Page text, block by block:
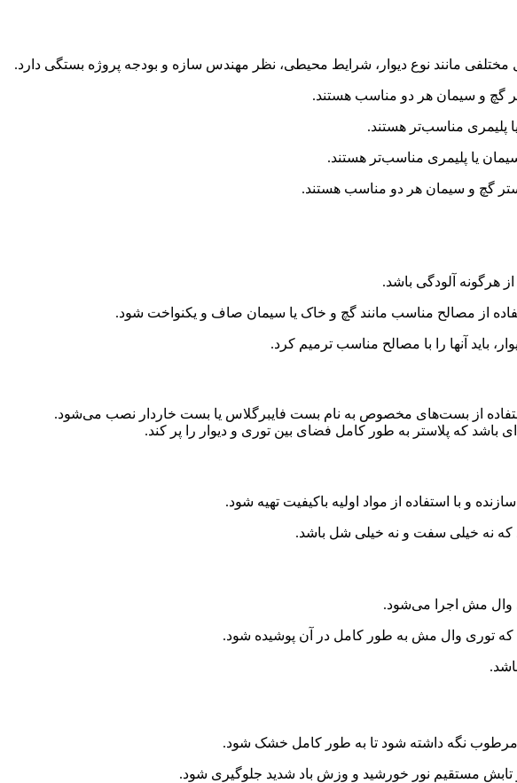
مختلفی مانند نوع دیوار، شرایط محیطی، نظر مهندس سازه و بودجه پروژه بستگی دارد.
گچ و سیمان هر دو مناسب هستند.
پلیمری مناسب‌تر هستند.
یا پلیمری مناسب‌تر هستند.
گچ و سیمان هر دو مناسب هستند.
هرگونه آلودگی باشد.
از مصالح مناسب مانند گچ و خاک یا سیمان صاف و یکنواخت شود.
باید آنها را با مصالح مناسب ترمیم کرد.
از بست‌های مخصوص به نام بست فایبرگلاس یا بست خاردار نصب می‌شود.
باشد که پلاستر به طور کامل فضای بین توری و دیوار را پر کند.
و با استفاده از مواد اولیه باکیفیت تهیه شود.
که نه خیلی سفت و نه خیلی شل باشد.
وال مش اجرا می‌شود.
که توری وال مش به طور کامل در آن پوشیده شود.
تابش مستقیم نور خورشید و وزش باد شدید جلوگیری شود.